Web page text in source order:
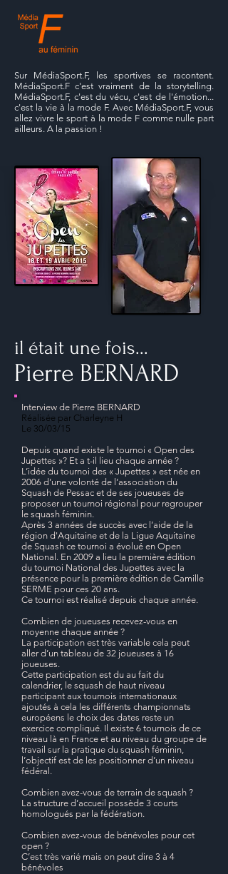
Sur MédiaSport.F, les sportives se racontent.
MédiaSport.F c'est vraiment de la storytelling.
MédiaSport.F, c'est du vécu, c'est de l'émotion...
c'est la vie à la mode F. Avec MédiaSport.F, vous
allez vivre le sport à la mode F comme nulle part
ailleurs. A la passion !
il était une fois...
Pierre BERNARD
Interview de Pierre BERNARD
Réalisée par Charleyne H
Le 30/03/15
Depuis quand existe le tournoi « Open des
Jupettes »? Et a t-il lieu chaque année ?
L’idée du tournoi des « Jupettes » est née en
2006 d’une volonté de l’association du
Squash de Pessac et de ses joueuses de
proposer un tournoi régional pour regrouper
le squash féminin.
Après 3 années de succès avec l’aide de la
région d'Aquitaine et de la Ligue Aquitaine
de Squash ce tournoi a évolué en Open
National. En 2009 a lieu la première édition
du tournoi National des Jupettes avec la
présence pour la première édition de Camille
SERME pour ces 20 ans.
Ce tournoi est réalisé depuis chaque année.
Combien de joueuses recevez-vous en
moyenne chaque année ?
La participation est très variable cela peut
aller d’un tableau de 32 joueuses à 16
joueuses.
Cette participation est du au fait du
calendrier, le squash de haut niveau
participant aux tournois internationaux
ajoutés à cela les différents championnats
européens le choix des dates reste un
exercice compliqué. Il existe 6 tournois de ce
niveau là en France et au niveau du groupe de
travail sur la pratique du squash féminin,
l’objectif est de les positionner d’un niveau
fédéral.
Combien avez-vous de terrain de squash ?
La structure d’accueil possède 3 courts
homologués par la fédération.
Combien avez-vous de bénévoles pour cet
open ?
C’est très varié mais on peut dire 3 à 4
bénévoles